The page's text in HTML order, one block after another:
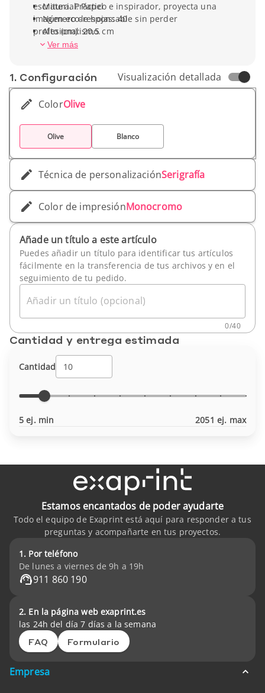
escritura. Práctico e inspirador, proyecta una
imagen eco-responsable sin perder
profesionalismo.
Material: Papel
Número de hojas: 40
Alto (cm): 20,5 cm
Ancho (cm): 12,3 cm
Ver más
1. Conf­iguración Visualización detallada
ColorOlive
Olive Blanco
Técnica de personalizaciónSerigrafía
Color de impresiónMonocromo
Añade un título a este artículo
Puedes añadir un título para identificar tus artículos
fácilmente en la transferencia de tus archivos y en el
seguimiento de tu pedido.
Añadir un título (opcional)
0/40
Cantidad y entrega estimada
Cantidad
5 ej. min 2051 ej. max
Estamos encantados de poder ayudarte
Todo el equipo de Exaprint está aquí para responder a tus
preguntas y acompañarte en tus proyectos.
1. Por teléfono
De lunes a viernes de 9h a 19h
911 860 190
2. En la página web exaprint.es
las 24h del día 7 días a la semana
FAQ Formulario
Empresa